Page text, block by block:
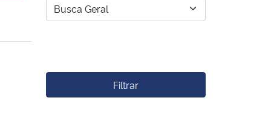
Filtrar